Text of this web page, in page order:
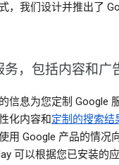
，我们设计并推出了
务，包括内容和广
信息为您定制 Google
化内容和定制的搜索结
用 Google 产品的情况
可以根据您已安装的